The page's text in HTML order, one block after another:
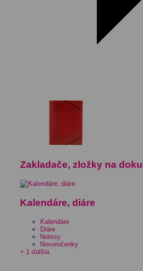
Zakladače, zložky na
Kalendáre, diáre
Kalendáre
Diáre
Notesy
Novoročenky
+ 1 ďalšia